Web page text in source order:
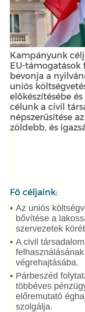
Kampányunk
EU-támogatások
bevonja a
uniós
előkészítésébe
célunk a civil
népszerűsítése
zöldebb, és
Fő céljaink:
Az uniós
bővítése a
szervezetek
A civil
végrehajtásába.
Párbeszéd
többéves
előremutató
szolgálja.